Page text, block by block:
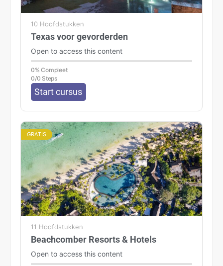
10 Hoofdstukken
Texas voor gevorderden
Open to access this content
0% Compleet
0/0 Steps
Start cursus
GRATIS
11 Hoofdstukken
Beachcomber Resorts & Hotels
Open to access this content